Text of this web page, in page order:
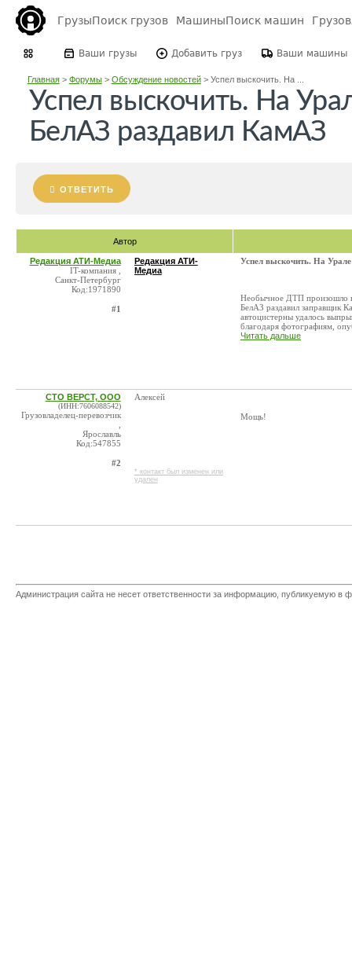
ГрузыПоиск грузов МашиныПоиск машин
Ваши грузы Добавить груз Ваши машины
Главная> Форумы> Обсуждение новостей> Успел выскочить. На ...
Успел выскочить. На
БелАЗ раздавил КамАЗ
ОТВЕТИТЬ
Автор
Редакция АТИ-Медиа
IT-компания ,
Санкт-Петербург
Код:1971890
#1
Редакция АТИ-
Медиа
Успел выскочить. На
Необычное ДТП произошло в
БелАЗ раздавил заправщик
автоцистерны удалось
благодаря фотографиям,
Читать дальше
СТО ВЕРСТ, ООО
(ИНН:7606088542)
Грузовладелец-перевозчик
Ярославль
Код:547855
#2
Алексей
* контакт был изменен или
удален
Мощь!
Администрация сайта не несет ответственности за информацию, публикуемую